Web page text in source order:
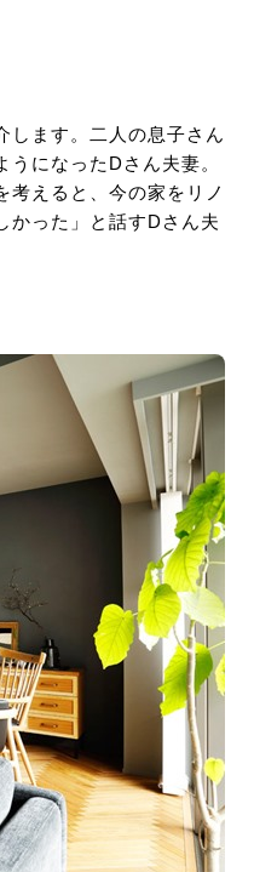
します。二人の息子さん
になったDさん夫妻。
考えると、今の家をリノ
かった」と話すDさん夫